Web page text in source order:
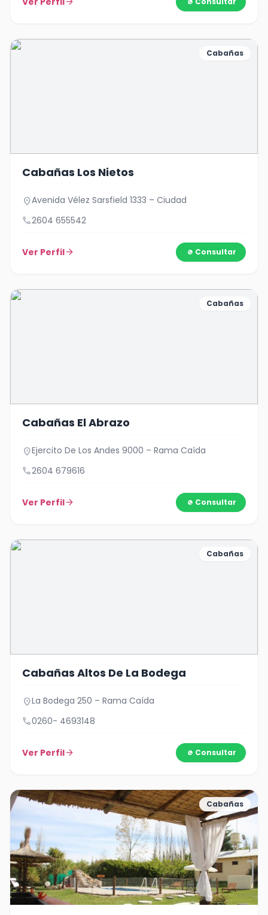
Cabañas
Cabañas Los Nietos
location_onAvenida Vélez Sarsfield 1333 – Ciudad
call2604 655542
Ver Perfilarrow_forward Consultar
Cabañas
Cabañas El Abrazo
location_onEjercito De Los Andes 9000 – Rama Caída
call2604 679616
Ver Perfilarrow_forward Consultar
Cabañas
Cabañas Altos De La Bodega
location_onLa Bodega 250 – Rama Caída
call0260- 4693148
Ver Perfilarrow_forward Consultar
Cabañas